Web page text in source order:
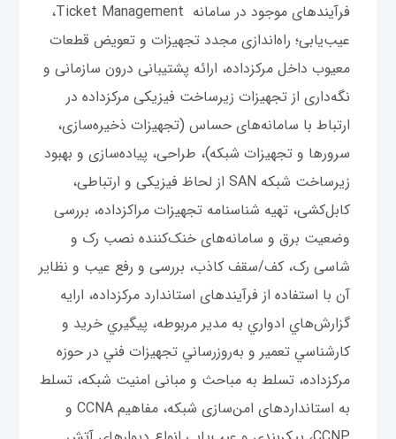
فرآیندهای موجود در سامانه Ticket Management،
عیب‌یابی؛ راه‌اندازی مجدد تجهیزات و تعویض قطعات
معیوب داخل مرکز‌داده، ارائه پشتیبانی درون سازمانی و
نگه‌داری از تجهیزات زیرساخت فیزیکی مرکز‌داده در
ارتباط با سامانه‌های حساس (تجهیزات ذخیره‌سازی،
سرورها و تجهیزات شبکه)، طراحی، پیاده‌سازی و بهبود
زیرساخت شبکه SAN از لحاظ فیزیکی و ارتباطی،
کابل‌کشی، تهیه شناسنامه تجهیزات مراکز‌داده، بررسی
وضعیت برق و سامانه‌های خنک‌کننده نصب رک و
شاسی رک، کف/سقف کاذب، بررسی و رفع عیب و نظایر
آن با استفاده از فرآیندهای استاندارد مرکز‌داده، ارايه
گزارش‌هاي ادواري به مدير مربوطه، پيگيري خريد و
کارشناسي تعمير و به‌روزرساني تجهيزات فني در حوزه
مرکز‌داده، تسلط به مباحث و مبانی امنیت شبکه، تسلط
به استانداردهای امن‌سازی شبکه، مفاهیم CCNA و